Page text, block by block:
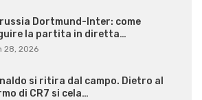
Dortmund-Inter: come
la partita in diretta…
28, 2026
si ritira dal campo. Dietro al
di CR7 si cela…